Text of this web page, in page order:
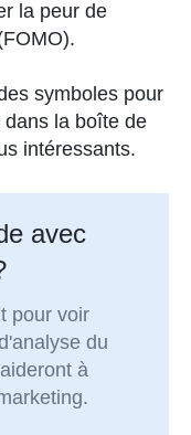
la peur de
symboles pour
la boîte de
intéressants.
avec
pour voir
du
à